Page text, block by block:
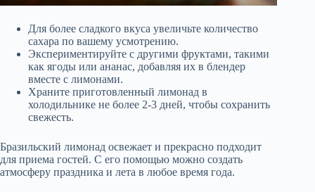
Для более сладкого вкуса увеличьте количество
сахара по вашему усмотрению.
Экспериментируйте с другими фруктами, такими
как ягоды или ананас, добавляя их в блендер
вместе с лимонами.
Храните приготовленный лимонад в
холодильнике не более 2-3 дней, чтобы сохранить
свежесть.
Бразильский лимонад освежает и прекрасно подходит
для приема гостей. С его помощью можно создать
атмосферу праздника и лета в любое время года.